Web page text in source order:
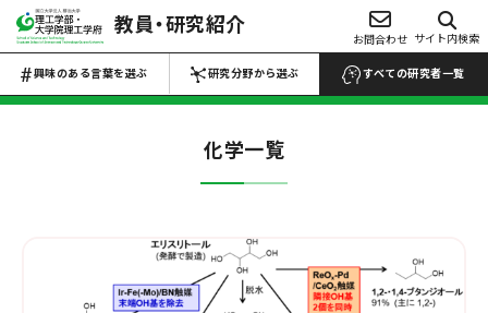
興味のある言葉を選ぶ
すべての研究者一覧 →
医学・医療 マイクロ・ナノ
研究分野から選ぶ
Search by research field
地球惑星科学
教員・研究紹介
お問合わせ サイト内検索
興味のある言葉を選ぶ 研究分野から選ぶ すべての研究者一覧
化学一覧